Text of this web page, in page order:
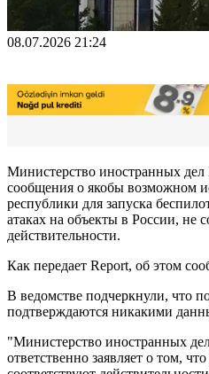
08.07.2026 21:24
Министерство иностранных дел
сообщения о якобы возможном
республики для запуска
атаках на объекты в России, не
действительности.
Как передает Report, об этом
В ведомстве подчеркнули, что
подтверждаются никакими
"Министерство иностранных
ответственно заявляет о том,